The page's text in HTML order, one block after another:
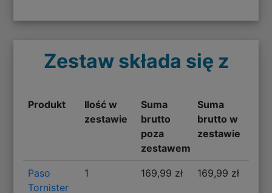
Zestaw składa się z
Produkt
Ilość w
zestawie
Suma
brutto
poza
zestawem
Suma
brutto w
zestawie
Paso
Tornister
1 169,99 zł 169,99 zł